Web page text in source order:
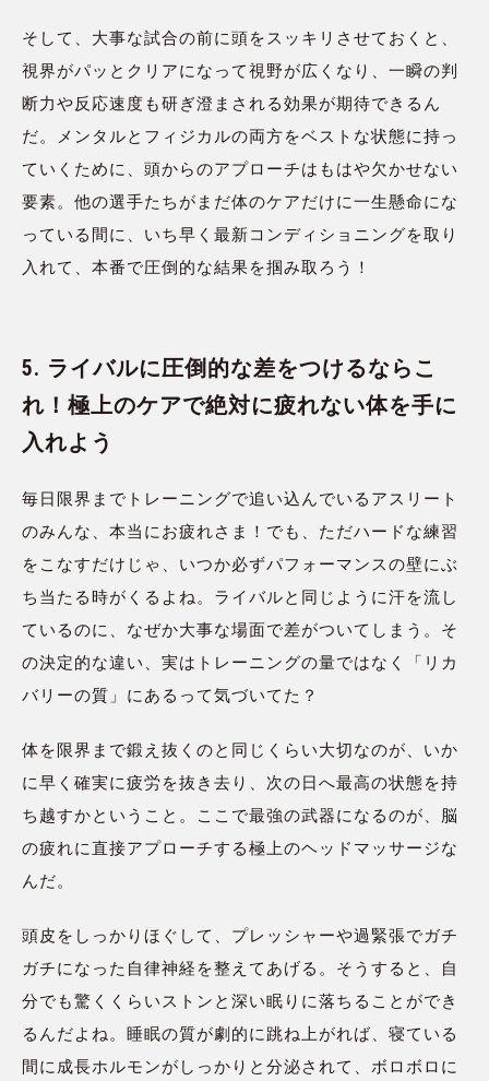
そして、大事な試合の前に頭をスッキリさせておくと、
視界がパッとクリアになって視野が広くなり、一瞬の判
断力や反応速度も研ぎ澄まされる効果が期待できるん
だ。メンタルとフィジカルの両方をベストな状態に持っ
ていくために、頭からのアプローチはもはや欠かせない
要素。他の選手たちがまだ体のケアだけに一生懸命にな
っている間に、いち早く最新コンディショニングを取り
入れて、本番で圧倒的な結果を掴み取ろう！
5. ライバルに圧倒的な差をつけるならこ
れ！極上のケアで絶対に疲れない体を手に
入れよう
毎日限界までトレーニングで追い込んでいるアスリート
のみんな、本当にお疲れさま！でも、ただハードな練習
をこなすだけじゃ、いつか必ずパフォーマンスの壁にぶ
ち当たる時がくるよね。ライバルと同じように汗を流し
ているのに、なぜか大事な場面で差がついてしまう。そ
の決定的な違い、実はトレーニングの量ではなく「リカ
バリーの質」にあるって気づいてた？
体を限界まで鍛え抜くのと同じくらい大切なのが、いか
に早く確実に疲労を抜き去り、次の日へ最高の状態を持
ち越すかということ。ここで最強の武器になるのが、脳
の疲れに直接アプローチする極上のヘッドマッサージな
んだ。
頭皮をしっかりほぐして、プレッシャーや過緊張でガチ
ガチになった自律神経を整えてあげる。そうすると、自
分でも驚くくらいストンと深い眠りに落ちることができ
るんだよね。睡眠の質が劇的に跳ね上がれば、寝ている
間に成長ホルモンがしっかりと分泌されて、ボロボロに